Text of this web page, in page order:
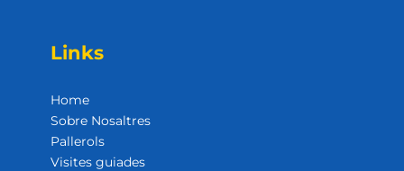
Links
Home
Sobre Nosaltres
Pallerols
Visites guiades